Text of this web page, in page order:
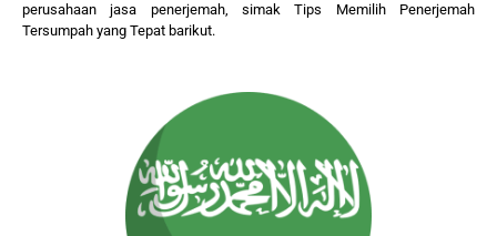
perusahaan jasa penerjemah, simak Tips Memilih Penerjemah
Tersumpah yang Tepat barikut.